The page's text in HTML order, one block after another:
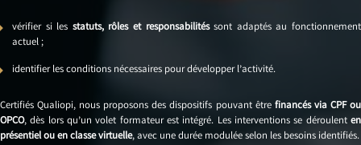
vérifier si les statuts, rôles et responsabilitéssont adaptés au fonctionnement
actuel ;
identifier les conditions nécessaires pour développer l’activité.
Certifiés Qualiopi, nous proposons des dispositifs pouvant être financés via CPF ou
OPCO, dès lors qu’un volet formateur est intégré. Les interventions se déroulent en
présentiel ou en classe virtuelle, avec une durée modulée selon les besoins identifiés.